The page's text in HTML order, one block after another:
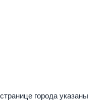
города указаны